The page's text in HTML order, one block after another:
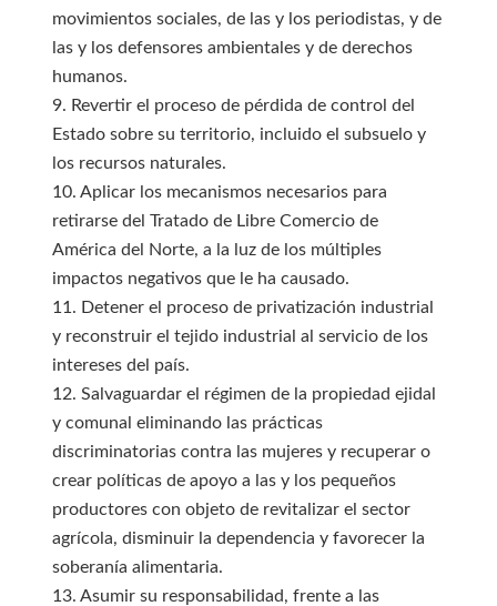
movimientos sociales, de las y los periodistas, y de
las y los defensores ambientales y de derechos
humanos.
9. Revertir el proceso de pérdida de control del
Estado sobre su territorio, incluido el subsuelo y
los recursos naturales.
10. Aplicar los mecanismos necesarios para
retirarse del Tratado de Libre Comercio de
América del Norte, a la luz de los múltiples
impactos negativos que le ha causado.
11. Detener el proceso de privatización industrial
y reconstruir el tejido industrial al servicio de los
intereses del país.
12. Salvaguardar el régimen de la propiedad ejidal
y comunal eliminando las prácticas
discriminatorias contra las mujeres y recuperar o
crear políticas de apoyo a las y los pequeños
productores con objeto de revitalizar el sector
agrícola, disminuir la dependencia y favorecer la
soberanía alimentaria.
13. Asumir su responsabilidad, frente a las